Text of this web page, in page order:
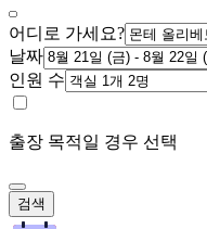
어디로 가세요?
날짜
인원 수
출장 목적일 경우 선택
검색